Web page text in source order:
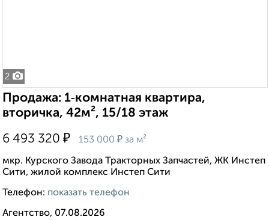
2
Продажа: 1‑комнатная квартира,
вторичка, 42м², 15/18 этаж
6 493 320 ₽ 153 000 ₽ за м²
мкр. Курского Завода Тракторных Запчастей, ЖК Инстеп
Сити, жилой комплекс Инстеп Сити
Телефон: показать телефон
Агентство, 07.08.2026